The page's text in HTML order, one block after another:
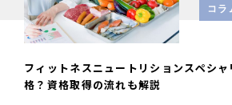
コラ
フィットネスニュートリションスペシ
格？資格取得の流れも解説